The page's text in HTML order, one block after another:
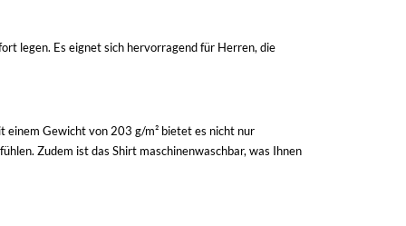
legen. Es eignet sich hervorragend für Herren, die
einem Gewicht von 203 g/m² bietet es nicht nur
Zudem ist das Shirt maschinenwaschbar, was Ihnen